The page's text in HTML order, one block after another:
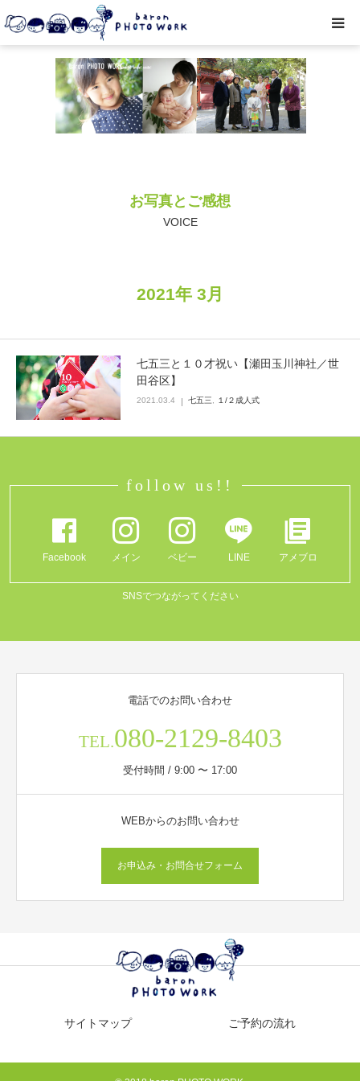
お写真とご感想
VOICE
2021年 3月
七五三と１０才祝い【瀬田玉川神社／世
田谷区】
2021.03.4 七五三, １/２成人式
follow us!!
Facebook メイン ベビー LINE アメブロ
SNSでつながってください
電話でのお問い合わせ
TEL.080-2129-8403
受付時間 / 9:00 〜 17:00
WEBからのお問い合わせ
お申込み・お問合せフォーム
サイトマップ ご予約の流れ
撮影プラン
私たちについて
● お写真とご感想
取材・企業・オーナーさま
ご予約
Q&A